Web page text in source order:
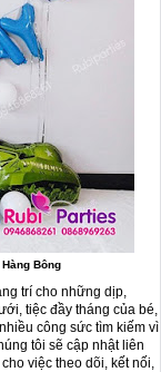
Bông
trí cho những dịp,
tiệc đầy tháng của bé,
công sức tìm kiếm vì
tôi sẽ cập nhật liên
việc theo dõi, kết nối,